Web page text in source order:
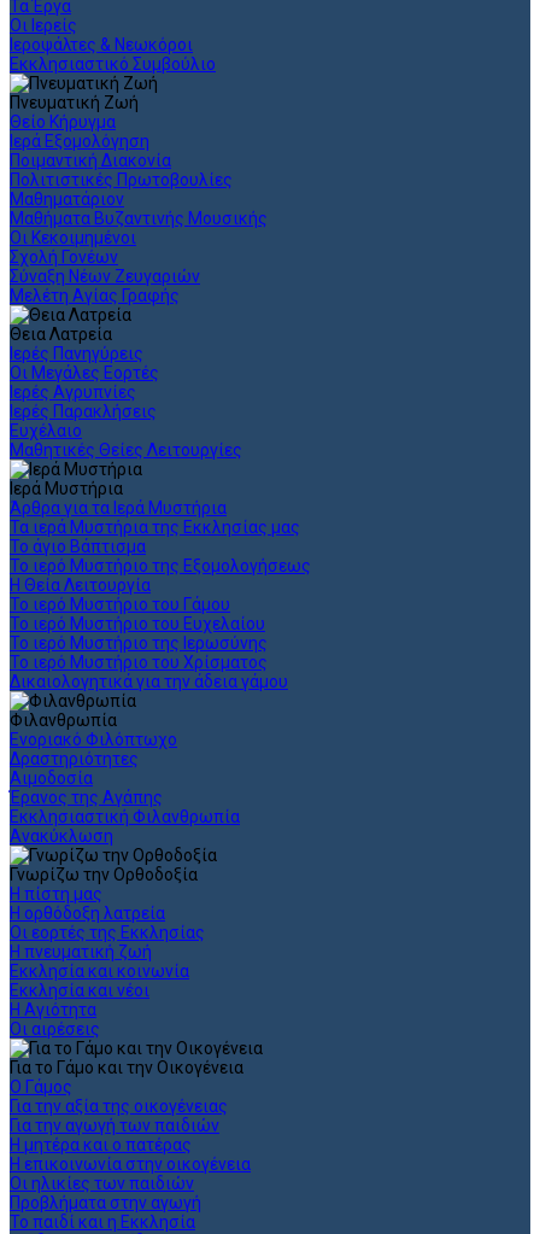
Τα Έργα
Οι Ιερείς
Ιεροψάλτες & Νεωκόροι
Εκκλησιαστικό Συμβούλιο
Πνευματική Ζωή
Θείο Κήρυγμα
Ιερά Εξομολόγηση
Ποιμαντική Διακονία
Πολιτιστικές Πρωτοβουλίες
Μαθηματάριον
Μαθήματα Βυζαντινής Μουσικής
Οι Κεκοιμημένοι
Σχολή Γονέων
Σύναξη Νέων Ζευγαριών
Μελέτη Αγίας Γραφής
Θεια Λατρεία
Ιερές Πανηγύρεις
Οι Μεγάλες Εορτές
Ιερές Αγρυπνίες
Ιερές Παρακλήσεις
Ευχέλαιο
Μαθητικές Θείες Λειτουργίες
Ιερά Μυστήρια
Άρθρα για τα Ιερά Μυστήρια
Τα ιερά Μυστήρια της Εκκλησίας μας
Το άγιο Βάπτισμα
Το ιερό Μυστήριο της Εξομολογήσεως
Η Θεία Λειτουργία
Το ιερό Μυστήριο του Γάμου
Το ιερό Μυστήριο του Ευχελαίου
Το ιερό Μυστήριο της Ιερωσύνης
Το ιερό Μυστήριο του Χρίσματος
Δικαιολογητικά για την άδεια γάμου
Φιλανθρωπία
Ενοριακό Φιλόπτωχο
Δραστηριότητες
Αιμοδοσία
Έρανος της Αγάπης
Εκκλησιαστική Φιλανθρωπία
Ανακύκλωση
Γνωρίζω την Ορθοδοξία
Η πίστη μας
Η ορθόδοξη λατρεία
Οι εορτές της Εκκλησίας
Η πνευματική ζωή
Εκκλησία και κοινωνία
Εκκλησία και νέοι
Η Αγιότητα
Οι αιρέσεις
Για το Γάμο και την Οικογένεια
Ο Γάμος
Για την αξία της οικογένειας
Για την αγωγή των παιδιών
Η μητέρα και ο πατέρας
Η επικοινωνία στην οικογένεια
Οι ηλικίες των παιδιών
Προβλήματα στην αγωγή
Το παιδί και η Εκκλησία